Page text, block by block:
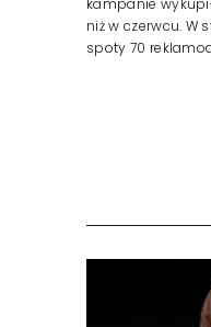
kampanie
niż w czerwcu. W
spoty 70